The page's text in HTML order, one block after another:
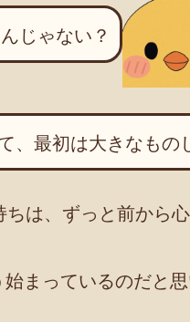
じゃない？
、最初は大きなもの
は、ずっと前から
まっているのだと思